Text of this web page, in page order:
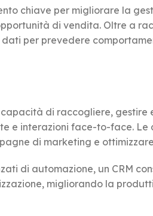
chiave per migliorare la
di vendita. Oltre a
per prevedere
di raccogliere,
e interazioni face-to-face. Le
di marketing e
di automazione, un CRM
migliorando la